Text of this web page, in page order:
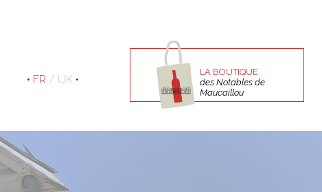
• FR / UK •
LA BOUTIQUE
des Notables de
Maucaillou